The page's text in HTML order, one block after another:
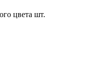
цвета шт.